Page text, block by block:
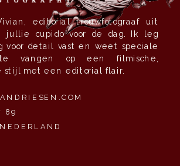
89
editorial trouwfotograaf uit
jullie cupido voor de dag. Ik leg
voor detail vast en weet speciale
te vangen op een filmische,
stijl met een editorial flair.